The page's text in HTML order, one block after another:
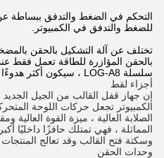
التحكم في الضغط والتدفق ببساطة
للضغط والتدفق في الكمبيوتر.
تختلف عن آلة التشكيل بالحقن بالمضخة
بالحقن المؤازرة للطاقة تعمل فقط
سلسلة LOG-A8 ، سيكون أكثر هدوءًا لمنطقة العمل الخاصة بك.
أجزاء لقط
إن جهاز قفل القالب من الجيل الجديد
الكمبيوتر تجعل حركات اللوحة
الصلابة العالية ، ميزة القوة العالية
المماثلة ، فهي تمتلك حافزًا داخليًا
وسكتة فتح القالب وقد تعالج المنتجات
وحدات الحقن